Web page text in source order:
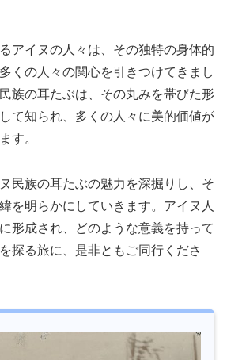
アイヌの人々は、その独特の身体的
くの人々の関心を引きつけてきまし
族の耳たぶは、その丸みを帯びた形
て知られ、多くの人々に美的価値が
す。
民族の耳たぶの魅力を深掘りし、そ
を明らかにしていきます。アイヌ人
形成され、どのような意義を持って
探る旅に、是非ともご同行くださ